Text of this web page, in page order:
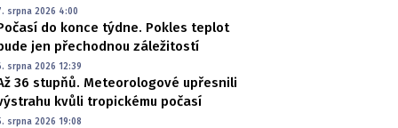
srpna 2026 4:00
do konce týdne. Pokles teplot
jen přechodnou záležitostí
srpna 2026 12:39
36 stupňů. Meteorologové upřesnili
kvůli tropickému počasí
srpna 2026 19:08